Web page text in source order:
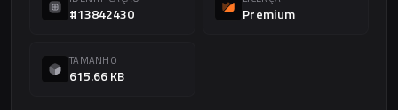
#13842430 Premium
TAMANHO
615.66 KB